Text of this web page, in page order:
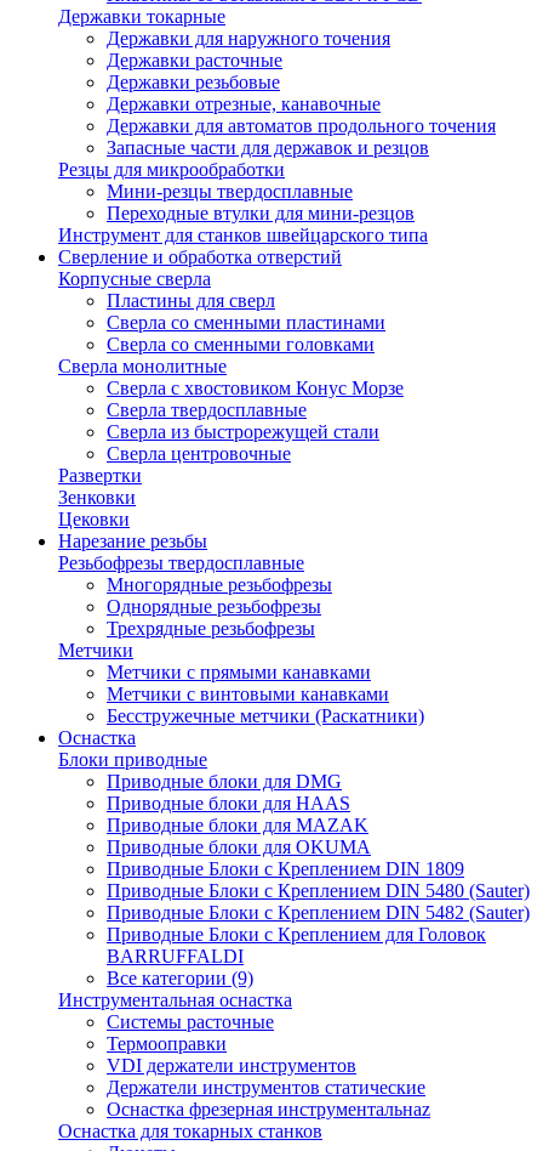
Державки токарные
Державки для наружного точения
Державки расточные
Державки резьбовые
Державки отрезные, канавочные
Державки для автоматов продольного точения
Запасные части для державок и резцов
Резцы для микрообработки
Мини-резцы твердосплавные
Переходные втулки для мини-резцов
Инструмент для станков швейцарского типа
Сверление и обработка отверстий
Корпусные сверла
Пластины для сверл
Сверла со сменными пластинами
Сверла со сменными головками
Сверла монолитные
Сверла с хвостовиком Конус Морзе
Сверла твердосплавные
Сверла из быстрорежущей стали
Сверла центровочные
Развертки
Зенковки
Цековки
Нарезание резьбы
Резьбофрезы твердосплавные
Многорядные резьбофрезы
Однорядные резьбофрезы
Трехрядные резьбофрезы
Метчики
Метчики с прямыми канавками
Метчики с винтовыми канавками
Бесстружечные метчики (Раскатники)
Оснастка
Блоки приводные
Приводные блоки для DMG
Приводные блоки для HAAS
Приводные блоки для MAZAK
Приводные блоки для OKUMA
Приводные Блоки с Креплением DIN 1809
Приводные Блоки с Креплением DIN 5480 (Sauter)
Приводные Блоки с Креплением DIN 5482 (Sauter)
Приводные Блоки с Креплением для Головок
BARRUFFALDI
Все категории (9)
Инструментальная оснастка
Системы расточные
Термооправки
VDI держатели инструментов
Держатели инструментов статические
Оснастка фрезерная инструментальнаz
Оснастка для токарных станков